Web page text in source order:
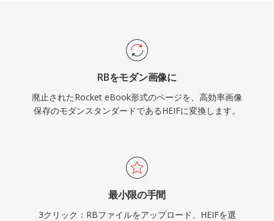
RBをモダン画像に
廃止されたRocket eBook形式のページを、高効率画像
保存のモダンスタンダードであるHEIFに変換します。
最小限の手間
3クリック：RBファイルをアップロード、HEIFを選